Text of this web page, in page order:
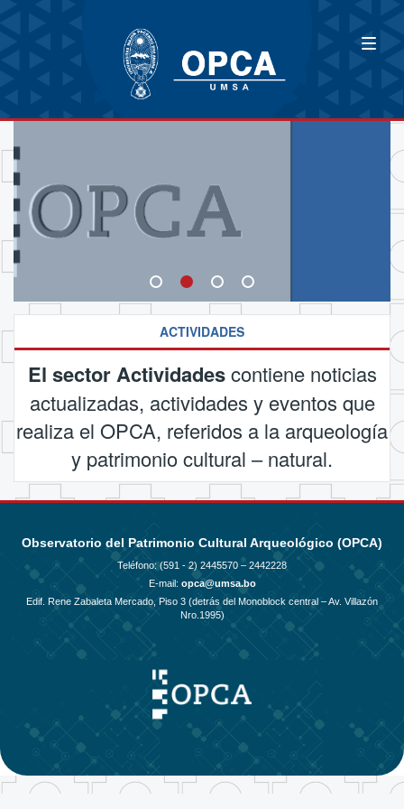
ACTIVIDADES
El sector Actividadescontiene noticias
actualizadas, actividades y eventos que
realiza el OPCA, referidos a la arqueología
y patrimonio cultural – natural.
Observatorio del Patrimonio Cultural Arqueológico (OPCA)
Teléfono: (591 - 2) 2445570 – 2442228
E-mail: opca@umsa.bo
Edif. Rene Zabaleta Mercado, Piso 3 (detrás del Monoblock central – Av. Villazón
Nro.1995)